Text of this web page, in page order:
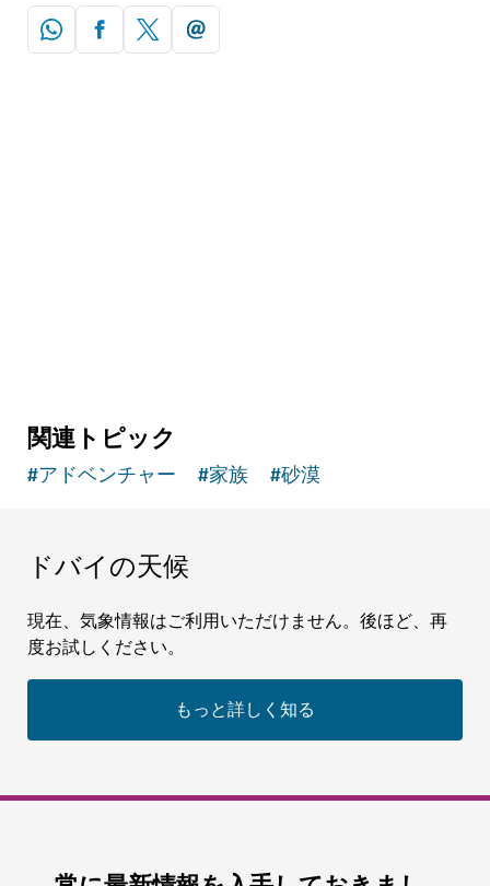
関連トピック
#アドベンチャー #家族 #砂漠
ドバイの天候
現在、気象情報はご利用いただけません。後ほど、再
度お試しください。
もっと詳しく知る